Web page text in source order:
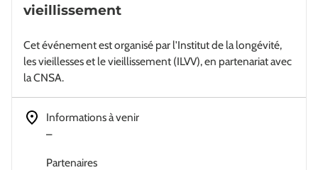
vieillissement
Cet événement est organisé par l'Institut de la longévité,
les vieillesses et le vieillissement (ILVV), en partenariat avec
la CNSA.
Adresse
Informations à venir
–
Partenaires